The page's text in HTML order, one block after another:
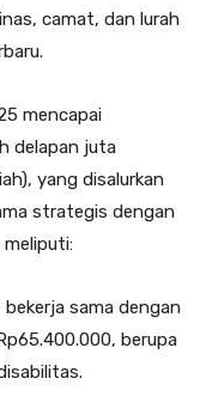
camat, dan lurah
mencapai
delapan juta
yang disalurkan
strategis dengan
sama dengan
berupa